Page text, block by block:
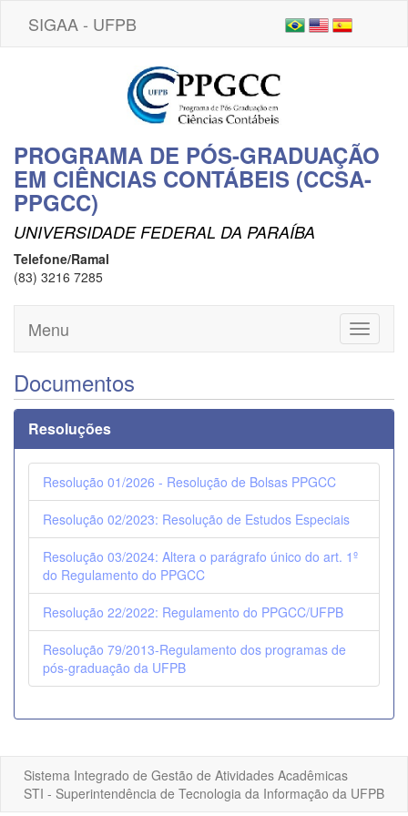
SIGAA - UFPB
PROGRAMA DE PÓS-GRADUAÇÃO
EM CIÊNCIAS CONTÁBEIS (CCSA-
PPGCC)
UNIVERSIDADE FEDERAL DA PARAÍBA
Telefone/Ramal
(83) 3216 7285
Toggle
Menu
Documentos
Resoluções
Resolução 01/2026 - Resolução de Bolsas PPGCC
Resolução 02/2023: Resolução de Estudos Especiais
Resolução 03/2024: Altera o parágrafo único do art. 1º
do Regulamento do PPGCC
Resolução 22/2022: Regulamento do PPGCC/UFPB
Resolução 79/2013-Regulamento dos programas de
pós-graduação da UFPB
Sistema Integrado de Gestão de Atividades Acadêmicas
STI - Superintendência de Tecnologia da Informação da UFPB